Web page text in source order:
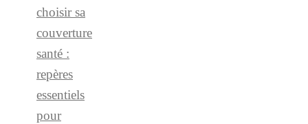
choisir sa
couverture
santé :
repères
essentiels
pour